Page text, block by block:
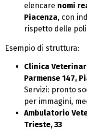
elencare nomi
Piacenza, con
rispetto delle
Esempio di struttura:
Clinica
Parmense 147,
Servizi: pronto
per immagini,
Ambulatorio
Trieste, 33